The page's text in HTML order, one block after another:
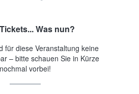
Was nun?
für diese Veranstaltung keine
– bitte schauen Sie in Kürze
nochmal vorbei!